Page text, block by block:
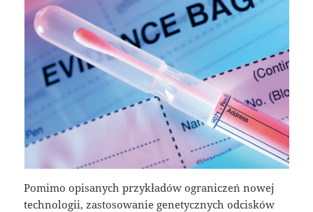
Pomimo opisanych przykładów ograniczeń nowej
technologii, zastosowanie genetycznych odcisków